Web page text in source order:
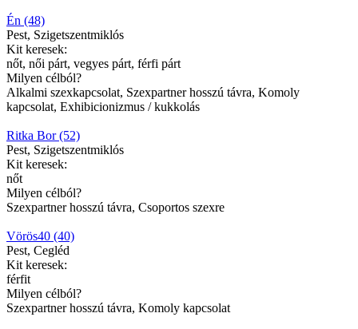
Én (48)
Pest, Szigetszentmiklós
Kit keresek:
nőt, női párt, vegyes párt, férfi párt
Milyen célból?
Alkalmi szexkapcsolat, Szexpartner hosszú távra, Komoly
kapcsolat, Exhibicionizmus / kukkolás
Ritka Bor (52)
Pest, Szigetszentmiklós
Kit keresek:
nőt
Milyen célból?
Szexpartner hosszú távra, Csoportos szexre
Vörös40 (40)
Pest, Cegléd
Kit keresek:
férfit
Milyen célból?
Szexpartner hosszú távra, Komoly kapcsolat